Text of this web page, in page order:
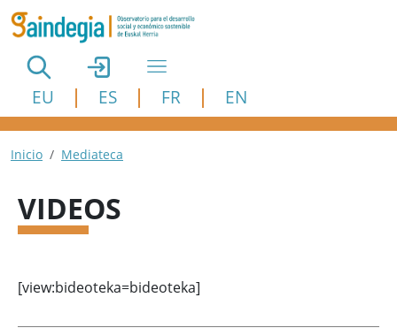
Pasar al contenido principal
EU ES FR EN
Ruta de navegación
Inicio Mediateca
VIDEOS
[view:bideoteka=bideoteka]